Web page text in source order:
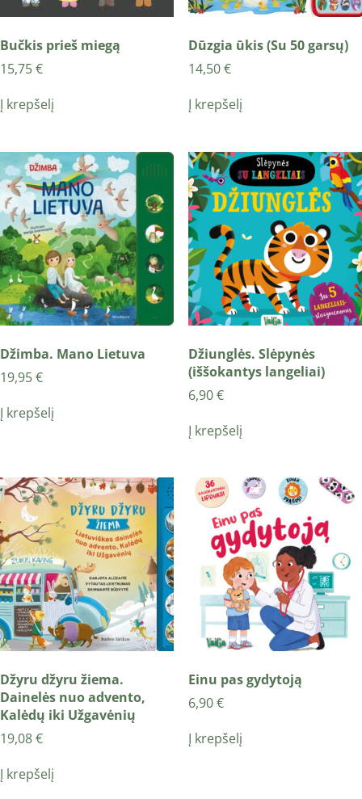
Bučkis prieš miegą
15,75€
Į krepšelį
Dūzgia ūkis (Su 50 garsų)
14,50€
Į krepšelį
Džimba. Mano Lietuva
19,95€
Į krepšelį
Džiunglės. Slėpynės
(iššokantys langeliai)
6,90€
Į krepšelį
Džyru džyru žiema.
Dainelės nuo advento,
Kalėdų iki Užgavėnių
19,08€
Į krepšelį
Einu pas gydytoją
6,90€
Į krepšelį